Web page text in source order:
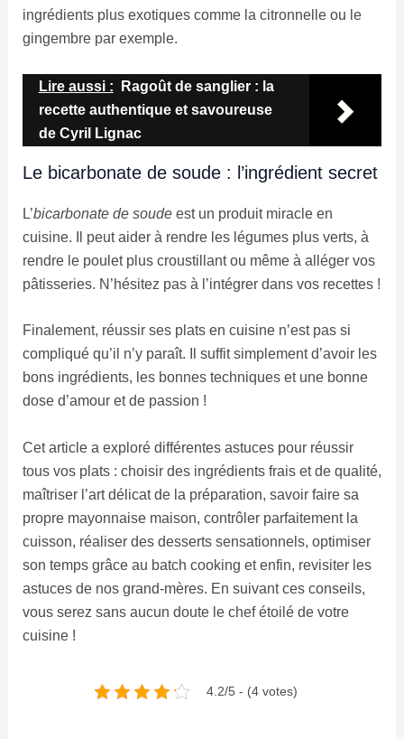
ingrédients plus exotiques comme la citronnelle ou le
gingembre par exemple.
Lire aussi :
Ragoût de sanglier : la
recette authentique et savoureuse
de Cyril Lignac
Le bicarbonate de soude : l’ingrédient secret
L’bicarbonate de soudeest un produit miracle en
cuisine. Il peut aider à rendre les légumes plus verts, à
rendre le poulet plus croustillant ou même à alléger vos
pâtisseries. N’hésitez pas à l’intégrer dans vos recettes !
Finalement, réussir ses plats en cuisine n’est pas si
compliqué qu’il n’y paraît. Il suffit simplement d’avoir les
bons ingrédients, les bonnes techniques et une bonne
dose d’amour et de passion !
Cet article a exploré différentes astuces pour réussir
tous vos plats : choisir des ingrédients frais et de qualité,
maîtriser l’art délicat de la préparation, savoir faire sa
propre mayonnaise maison, contrôler parfaitement la
cuisson, réaliser des desserts sensationnels, optimiser
son temps grâce au batch cooking et enfin, revisiter les
astuces de nos grand-mères. En suivant ces conseils,
vous serez sans aucun doute le chef étoilé de votre
cuisine !
4.2/5 - (4 votes)